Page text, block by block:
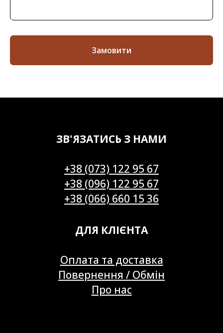
Замовити
ЗВ'ЯЗАТИСЬ З НАМИ
+38 (073) 122 95 67
+38 (096) 122 95 67
+38 (066) 660 15 36
ДЛЯ КЛІЄНТА
Оплата та доставка
Повернення / Обмін
Про нас